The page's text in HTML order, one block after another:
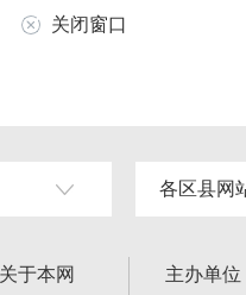
关闭窗口
各区县网
关于本网
主办单